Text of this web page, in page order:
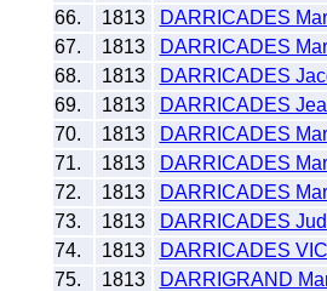
66.
1813
DARRICADES
67.
1813
DARRICADES
68.
1813
DARRICADES
69.
1813
DARRICADES
70.
1813
DARRICADES
71.
1813
DARRICADES
72.
1813
DARRICADES
73.
1813
DARRICADES
74.
1813
DARRICADES
75.
1813
DARRIGRAND